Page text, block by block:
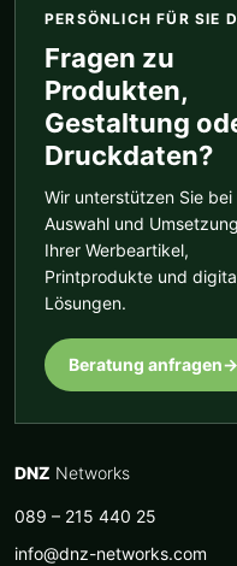
PERSÖNLICH FÜR SIE
Fragen zu
Produkten,
Gestaltung
Druckdaten?
Wir unterstützen Sie bei
Auswahl und Umsetzung
Ihrer Werbeartikel,
Printprodukte und
Lösungen.
Beratung anfragen→
DNZ Networks
089 – 215 440 25
info@dnz-networks.com